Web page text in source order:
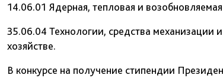
14.06.01 Ядерная, тепловая и
35.06.04 Технологии, средства механизации
хозяйстве.
В конкурсе на получение стипендии